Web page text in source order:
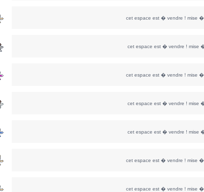
cet espace est � vendre ! mise
cet espace est � vendre !
cet espace est � vendre ! mise
cet espace est � vendre !
cet espace est � vendre !
cet espace est � vendre ! mise
cet espace est � vendre ! mise